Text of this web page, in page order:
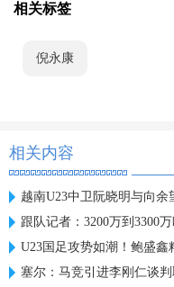
相关标签
倪永康
相关内容
越南U23中卫阮晓明与向
跟队记者：3200万到3300万
U23国足攻势如潮！鲍盛
塞尔：马竞引进李刚仁谈